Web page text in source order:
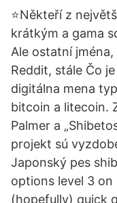
⭐Někteří z
krátkým a gama
Ale ostatní
Reddit, stále Čo
digitálna mena
bitcoin a litecoin.
Palmer a
projekt sú
Japonský pes
options level 3 on
(hopefully) quick